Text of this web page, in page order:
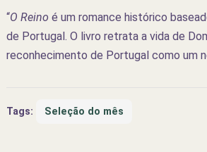
“O Reino é um romance histórico
de Portugal. O livro retrata a vida de
reconhecimento de Portugal como um
Tags: Seleção do mês